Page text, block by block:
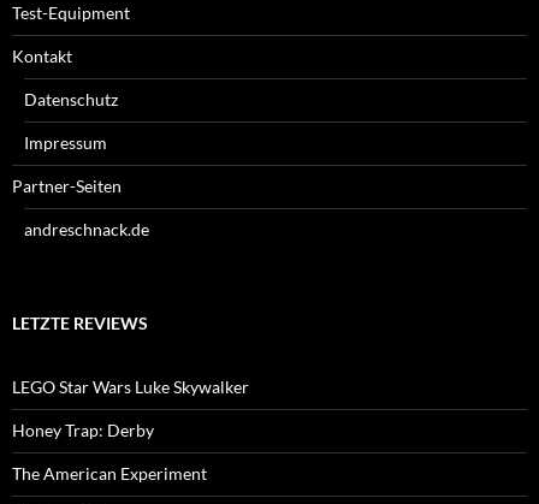
Test-Equipment
Kontakt
Datenschutz
Impressum
Partner-Seiten
andreschnack.de
LETZTE REVIEWS
LEGO Star Wars Luke Skywalker
Honey Trap: Derby
The American Experiment